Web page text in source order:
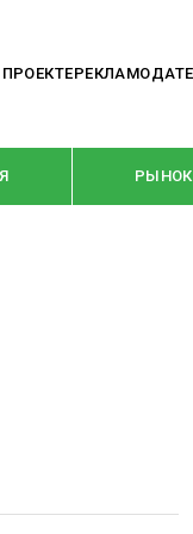
ПРОЕКТЕ
РЫНОК